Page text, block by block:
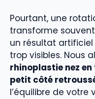
Pourtant, une
transforme
un résultat
trop visibles. Nous
rhinoplastie nez
petit côté
l’équilibre de votre